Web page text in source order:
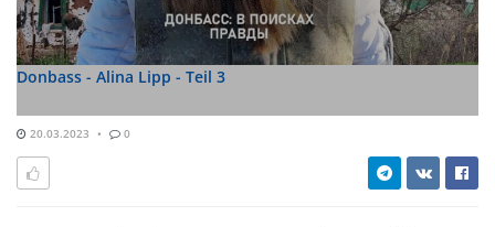
Donbass - Alina Lipp - Teil 3
20.03.2023 0